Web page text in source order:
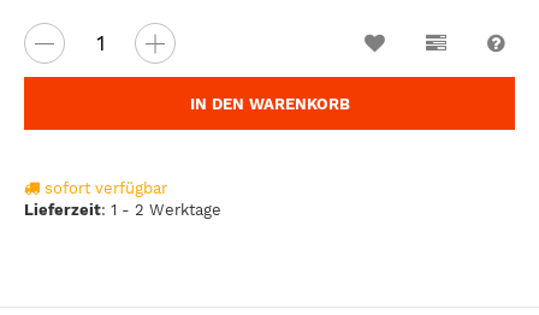
IN DEN WARENKORB
sofort verfügbar
Lieferzeit: 1 - 2 Werktage
Wunschzettel